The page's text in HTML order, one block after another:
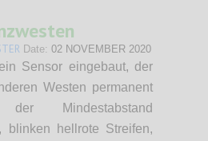
Date: 02 NOVEMBER 2020
Sensor eingebaut, der
Westen permanent
Mindestabstand
blinken hellrote Streifen,